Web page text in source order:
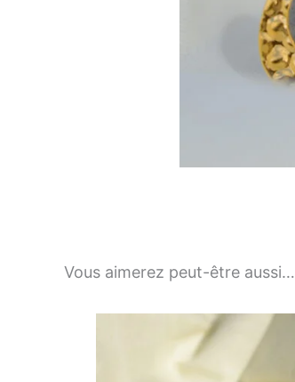
Vous aimerez peut-être aussi…